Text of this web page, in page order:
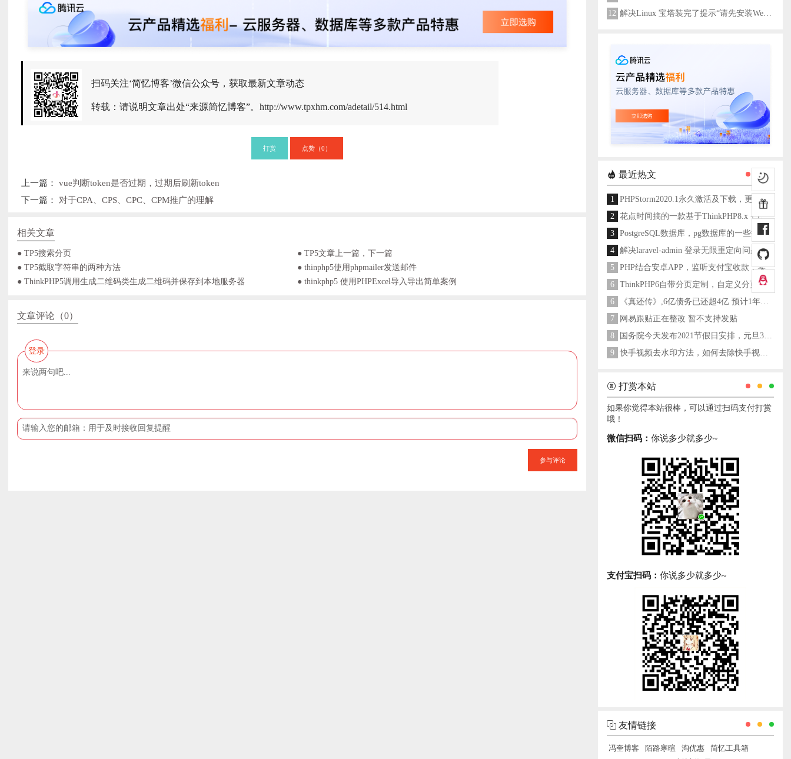
扫码关注‘简忆博客’微信公众号，获取最新文章动态
转载：请说明文章出处“来源简忆博客”。http://www.tpxhm.com/adetail/514.html
打赏 点赞（0 ）
上一篇： vue判断token是否过期，过期后刷新token
下一篇： 对于CPA、CPS、CPC、CPM推广的理解
相关文章
● TP5搜索分页
● TP5文章上一篇，下一篇
● TP5截取字符串的两种方法
● thinphp5使用phpmailer发送邮件
● ThinkPHP5调用生成二维码类生成二维码并保存到本地服务器
● thinkphp5 使用PHPExcel导入导出简单案例
文章评论（0）
登录
参与评论
12
解决Linux 宝塔装完了提示“请先安装Web服务器！”
最近热文
1
PHPStorm2020.1永久激活及下载，更新至2024
2
花点时间搞的一款基于ThinkPHP8.x + Layui架构开发的通用后台管理系统
3
PostgreSQL数据库，pg数据库的一些操作命令
4
解决laravel-admin 登录无限重定向问题
5
PHP结合安卓APP，监听支付宝收款，实现个人支付宝支付接口
6
ThinkPHP6自带分页定制，自定义分页类
6
《真还传》,6亿债务已还超4亿 预计1年多之内就能还清
7
网易跟贴正在整改 暂不支持发贴
8
国务院今天发布2021节假日安排，元旦3天，春节7天，劳动节5天
9
快手视频去水印方法，如何去除快手视频水印
打赏本站
如果你觉得本站很棒，可以通过扫码支付打赏
哦！
微信扫码： 你说多少就多少~
支付宝扫码： 你说多少就多少~
友情链接
冯奎博客 陌路寒暄 淘优惠
简忆工具箱